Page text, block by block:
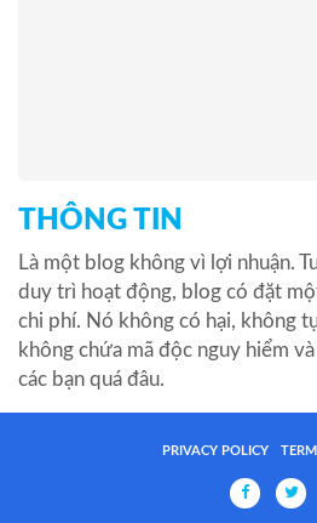
THÔNG TIN
Là một blog không vì lợi nhuận.
duy trì hoạt động, blog có đặt
chi phí. Nó không có hại, không
không chứa mã độc nguy hiểm
các bạn quá đâu.
PRIVACY POLICY